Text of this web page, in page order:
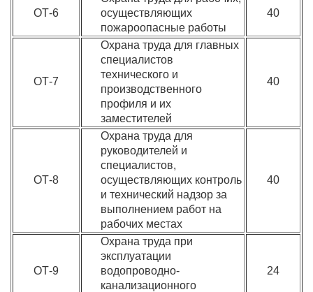
ОТ-6
осуществляющих
пожароопасные работы
40
ОТ-7
Охрана труда для главных
специалистов
технического и
производственного
профиля и их
заместителей
40
ОТ-8
Охрана труда для
руководителей и
специалистов,
осуществляющих контроль
и технический надзор за
выполнением работ на
рабочих местах
40
ОТ-9
Охрана труда при
эксплуатации
водопроводно-
канализационного
24